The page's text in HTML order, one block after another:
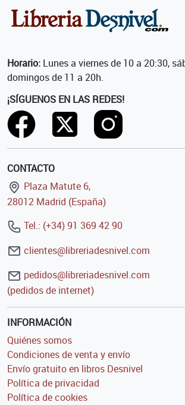
Horario: Lunes a viernes de 10 a 20:30,
domingos de 11 a 20h.
¡SÍGUENOS EN LAS REDES!
CONTACTO
Plaza Matute 6,
28012 Madrid (España)
Tel.: (+34) 91 369 42 90
clientes@libreriadesnivel.com
pedidos@libreriadesnivel.com
(pedidos de internet)
INFORMACIÓN
Quiénes somos
Condiciones de venta y envío
Envío gratuito en libros Desnivel
Política de privacidad
Política de cookies